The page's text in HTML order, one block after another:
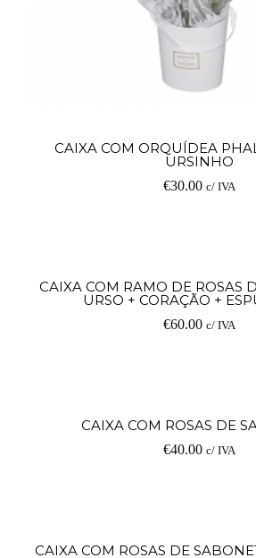
O SEU CARRINHO
VAZIO!
VOLTAR À LOJA
CAIXA COM ORQUÍDEA
URSINHO
€30.00 c/ IVA
CAIXA COM RAMO DE ROSAS
URSO + CORAÇÃO +
€60.00 c/ IVA
CAIXA COM ROSAS DE
€40.00 c/ IVA
CAIXA COM ROSAS DE